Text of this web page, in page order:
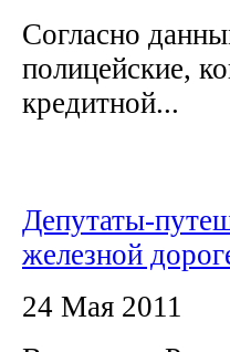
Согласно
полицейские,
кредитной...
Депутаты-
железной
24 Мая 2011